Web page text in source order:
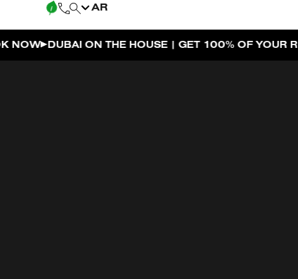
AR
THE HOUSE | GET 100% OF YOUR ROOM SPEND